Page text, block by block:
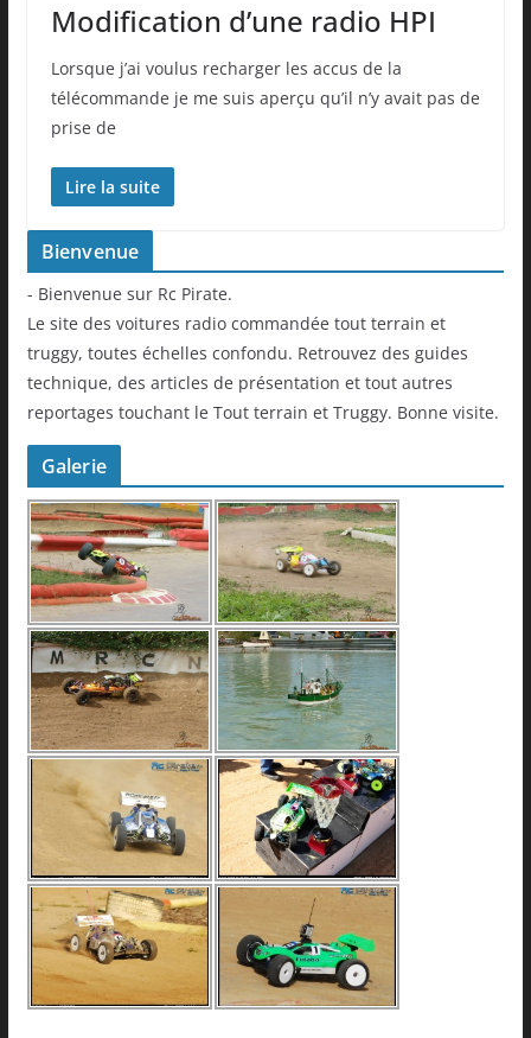
Modification d’une radio HPI
Lorsque j’ai voulus recharger les accus de la
télécommande je me suis aperçu qu’il n’y avait pas de
prise de
Lire la suite
Bienvenue
- Bienvenue sur Rc Pirate.
Le site des voitures radio commandée tout terrain et
truggy, toutes échelles confondu. Retrouvez des guides
technique, des articles de présentation et tout autres
reportages touchant le Tout terrain et Truggy. Bonne visite.
Galerie